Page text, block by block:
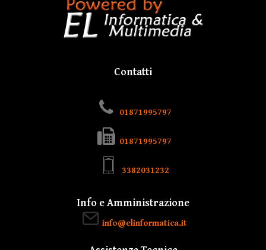
Contatti
01871995797
01871995797
3382031232
Info e Amministrazione
info@elinformatica.it